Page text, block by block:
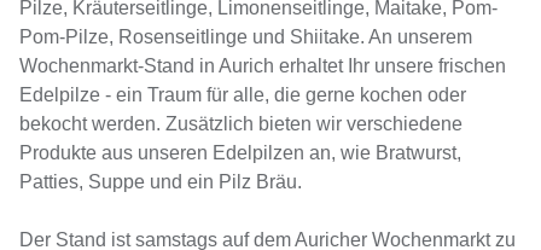
Pilze, Kräuterseitlinge, Limonenseitlinge, Maitake, Pom-
Pom-Pilze, Rosenseitlinge und Shiitake. An unserem
Wochenmarkt-Stand in Aurich erhaltet Ihr unsere frischen
Edelpilze - ein Traum für alle, die gerne kochen oder
bekocht werden. Zusätzlich bieten wir verschiedene
Produkte aus unseren Edelpilzen an, wie Bratwurst,
Patties, Suppe und ein Pilz Bräu.
Der Stand ist samstags auf dem Auricher Wochenmarkt zu